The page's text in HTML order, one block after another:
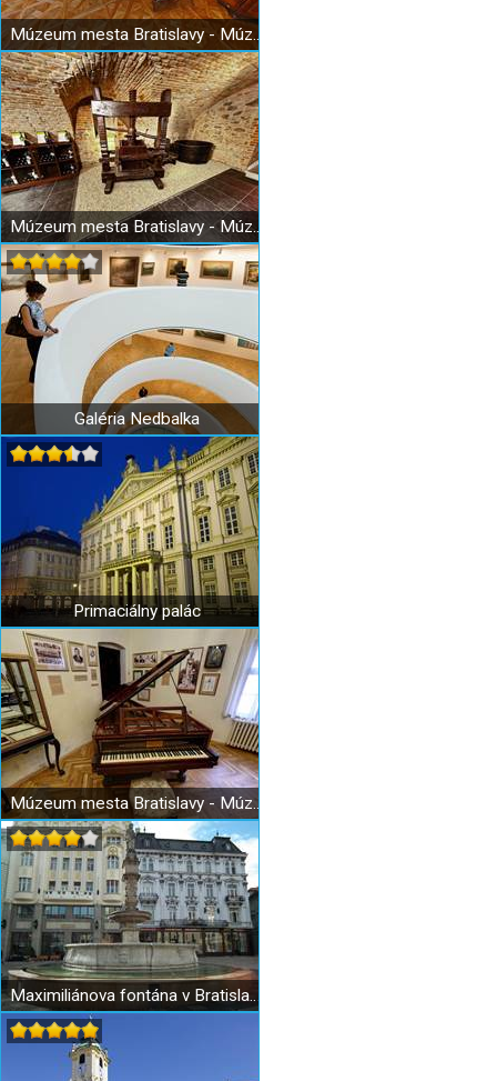
Múzeum mesta Bratislavy - Múzeum historických interiérov
Múzeum mesta Bratislavy - Múzeum vinohradníctva
Galéria Nedbalka
Primaciálny palác
Múzeum mesta Bratislavy - Múzeum Johana Nepomuka Hummela
Maximiliánova fontána v Bratislave